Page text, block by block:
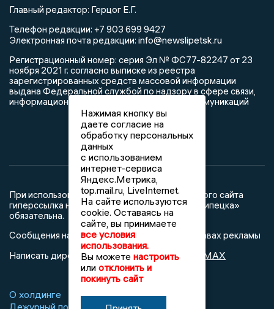
Главный редактор: Герцог Е.Г.
Телефон редакции: +7 903 699 9427
Электронная почта редакции: info@newslipetsk.ru
Регистрационный номер: серия Эл № ФС77-82247 от 23
ноября 2021 г. согласно выписке из реестра
зарегистрированных средств массовой информации
выдана Федеральной службой по надзору в сфере связи,
информационных технологий и массовых коммуникаций
При использовании любого материала с данного сайта
гиперссылка на Сетевое издание «Новости Липецка»
обязательна.
Сообщения на сером фоне размещены на правах рекламы
Написать директору в телеграм@mazov MAX
О холдинге Вакансии
Реклама
Нажимая кнопку вы
даете согласие на
обработку персональных
данных
с использованием
интернет-сервиса
Яндекс.Метрика,
top.mail.ru, LiveInternet.
На сайте используются
cookie. Оставаясь на
сайте, вы принимаете
все условия
использования.
Вы можете настроить
или отклонить и
покинуть сайт